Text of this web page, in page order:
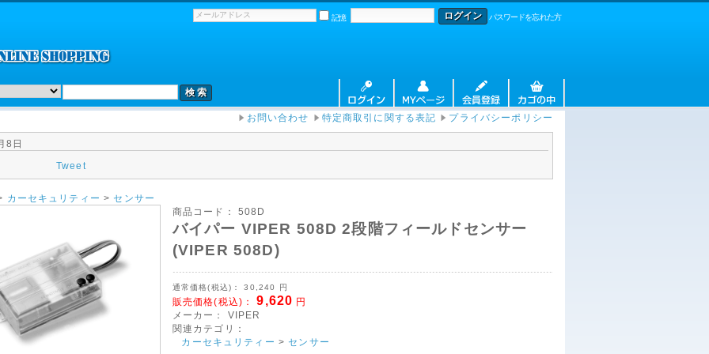
記憶 パスワードを忘れた方
お問い合わせ 特定商取引に関する表記 プライバシーポリシー
8日
Tweet
カーセキュリティー >センサー
商品コード：
508D
バイパー VIPER 508D 2段階フィールドセンサー
(VIPER 508D)
通常価格(税込)： 30,240 円
販売価格(税込)： 9,620 円
メーカー：
VIPER
関連カテゴリ：
カーセキュリティー >センサー